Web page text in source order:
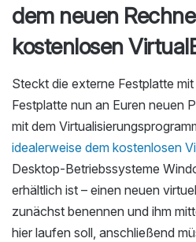
dem neuen
kostenlosen
Steckt die externe Festplatte
Festplatte nun an Euren neuen
mit dem
idealerweise dem kostenlosen
Desktop-Betriebssysteme
erhältlich ist – einen neuen
zunächst benennen und ihm
hier laufen soll, anschließend